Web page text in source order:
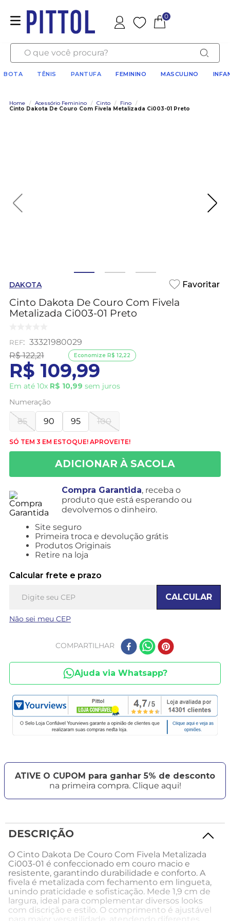
Favoritos
0
O que você procura?
BOTA TÊNIS PANTUFA FEMININO MASCULINO
Home / Acessório Feminino / Cinto / Fino
/
Cinto Dakota De Couro Com Fivela Metalizada Ci003-01 Preto
DAKOTA
Cinto Dakota De Couro Com Fivela
Metalizada Ci003-01 Preto
: 33321980029
R$ 122,21
R$ 109,99
Em até 10x R$ 10,99 sem juros
Economize R$ 12,22
Numeração
85 90 95 100
SÓ TEM 3 EM ESTOQUE! APROVEITE!
Compra Garantida, receba o
produto que está esperando ou
devolvemos o dinheiro.
Site seguro
Primeira troca e devolução grátis
Produtos Originais
Retire na loja
Calcular frete e prazo
CALCULAR
Não sei meu CEP
COMPARTILHAR
Ajuda via Whatsapp?
ATIVE O CUPOM para ganhar 5% de desconto
na primeira compra. Clique aqui!
DESCRIÇÃO
O Cinto Dakota De Couro Com Fivela Metalizada
Ci003-01 é confeccionado em couro macio e
resistente, garantindo durabilidade e conforto. A
fivela é metalizada com fechamento em lingueta,
unindo praticidade e sofisticação. Mede 1,9 cm de
largura, ideal para complementar diversos looks
com discrição e estilo. O comprimento é ajustável